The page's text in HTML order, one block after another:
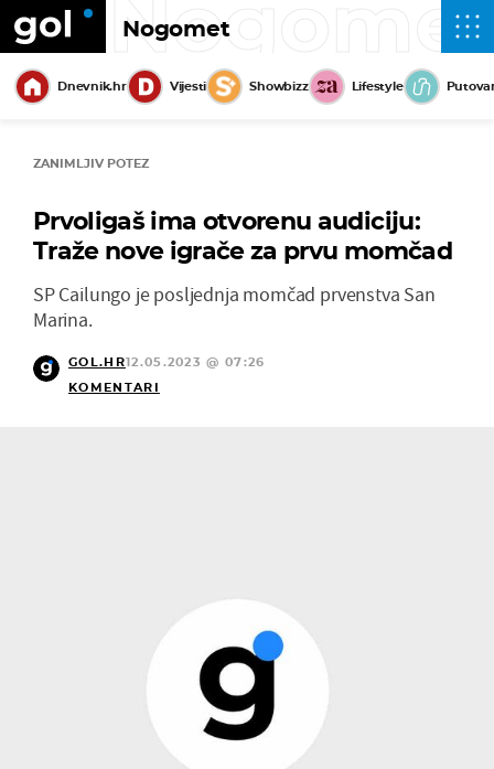
Nogomet
Dnevnik.hr Vijesti Showbizz Lifestyle
ZANIMLJIV POTEZ
Prvoligaš ima otvorenu audiciju:
Traže nove igrače za prvu momčad
SP Cailungo je posljednja momčad prvenstva San
Marina.
GOL.HR12.05.2023 @ 07:26
KOMENTARI